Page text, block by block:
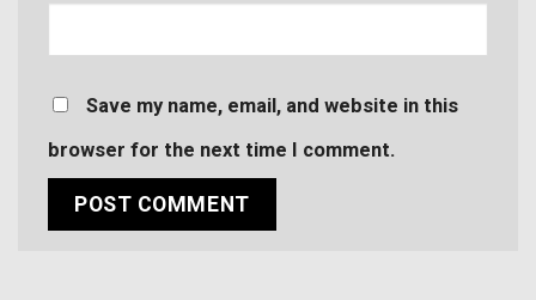
Save my name, email, and website in this
browser for the next time I comment.